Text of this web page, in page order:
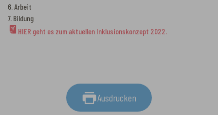
6. Arbeit
7. Bildung
HIER geht es zum aktuellen Inklusionskonzept 2022.
Ausdrucken